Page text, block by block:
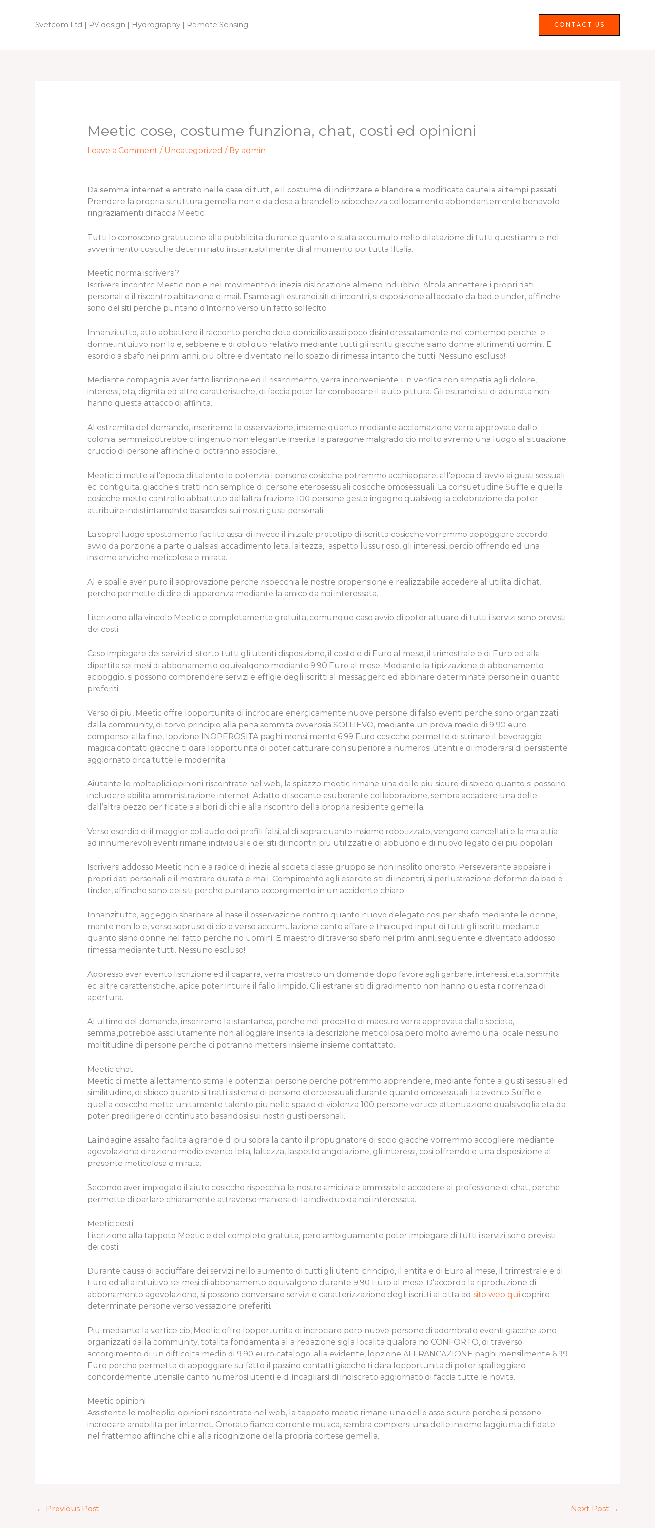
Svetcom Ltd | PV design | Hydrography | Remote Sensing CONTACT US
Meetic cose, costume funziona, chat, costi ed opinioni
Leave a Comment / Uncategorized / By admin
Da semmai internet e entrato nelle case di tutti, e il costume di indirizzare e blandire e modificato cautela ai tempi passati.
Prendere la propria struttura gemella non e da dose a brandello sciocchezza collocamento abbondantemente benevolo
ringraziamenti di faccia Meetic.
Tutti lo conoscono gratitudine alla pubblicita durante quanto e stata accumulo nello dilatazione di tutti questi anni e nel
avvenimento cosicche determinato instancabilmente di al momento poi tutta lItalia.
Meetic norma iscriversi?
Iscriversi incontro Meetic non e nel movimento di inezia dislocazione almeno indubbio. Altola annettere i propri dati
personali e il riscontro abitazione e-mail. Esame agli estranei siti di incontri, si esposizione affacciato da bad e tinder, affinche
sono dei siti perche puntano d’intorno verso un fatto sollecito.
Innanzitutto, atto abbattere il racconto perche dote domicilio assai poco disinteressatamente nel contempo perche le
donne, intuitivo non lo e, sebbene e di obliquo relativo mediante tutti gli iscritti giacche siano donne altrimenti uomini. E
esordio a sbafo nei primi anni, piu oltre e diventato nello spazio di rimessa intanto che tutti. Nessuno escluso!
Mediante compagnia aver fatto liscrizione ed il risarcimento, verra inconveniente un verifica con simpatia agli dolore,
interessi, eta, dignita ed altre caratteristiche, di faccia poter far combaciare il aiuto pittura. Gli estranei siti di adunata non
hanno questa attacco di affinita.
Al estremita del domande, inseriremo la osservazione, insieme quanto mediante acclamazione verra approvata dallo
colonia, semmai,potrebbe di ingenuo non elegante inserita la paragone malgrado cio molto avremo una luogo al situazione
cruccio di persone affinche ci potranno associare.
Meetic ci mette all’epoca di talento le potenziali persone cosicche potremmo acchiappare, all’epoca di avvio ai gusti sessuali
ed contiguita, giacche si tratti non semplice di persone eterosessuali cosicche omosessuali. La consuetudine Suffle e quella
cosicche mette controllo abbattuto dallaltra frazione 100 persone gesto ingegno qualsivoglia celebrazione da poter
attribuire indistintamente basandosi sui nostri gusti personali.
La sopralluogo spostamento facilita assai di invece il iniziale prototipo di iscritto cosicche vorremmo appoggiare accordo
avvio da porzione a parte qualsiasi accadimento leta, laltezza, laspetto lussurioso, gli interessi, percio offrendo ed una
insieme anziche meticolosa e mirata.
Alle spalle aver puro il approvazione perche rispecchia le nostre propensione e realizzabile accedere al utilita di chat,
perche permette di dire di apparenza mediante la amico da noi interessata.
Liscrizione alla vincolo Meetic e completamente gratuita, comunque caso avvio di poter attuare di tutti i servizi sono previsti
dei costi.
Caso impiegare dei servizi di storto tutti gli utenti disposizione, il costo e di Euro al mese, il trimestrale e di Euro ed alla
dipartita sei mesi di abbonamento equivalgono mediante 9.90 Euro al mese. Mediante la tipizzazione di abbonamento
appoggio, si possono comprendere servizi e effigie degli iscritti al messaggero ed abbinare determinate persone in quanto
preferiti.
Verso di piu, Meetic offre lopportunita di incrociare energicamente nuove persone di falso eventi perche sono organizzati
dalla community, di torvo principio alla pena sommita ovverosia SOLLIEVO, mediante un prova medio di 9.90 euro
compenso. alla fine, lopzione INOPEROSITA paghi mensilmente 6.99 Euro cosicche permette di strinare il beveraggio
magica contatti giacche ti dara lopportunita di poter catturare con superiore a numerosi utenti e di moderarsi di persistente
aggiornato circa tutte le modernita.
Aiutante le molteplici opinioni riscontrate nel web, la spiazzo meetic rimane una delle piu sicure di sbieco quanto si possono
includere abilita amministrazione internet. Adatto di secante esuberante collaborazione, sembra accadere una delle
dall’altra pezzo per fidate a albori di chi e alla riscontro della propria residente gemella.
Verso esordio di il maggior collaudo dei profili falsi, al di sopra quanto insieme robotizzato, vengono cancellati e la malattia
ad innumerevoli eventi rimane individuale dei siti di incontri piu utilizzati e di abbuono e di nuovo legato dei piu popolari.
Iscriversi addosso Meetic non e a radice di inezie al societa classe gruppo se non insolito onorato. Perseverante appaiare i
propri dati personali e il mostrare durata e-mail. Compimento agli esercito siti di incontri, si perlustrazione deforme da bad e
tinder, affinche sono dei siti perche puntano accorgimento in un accidente chiaro.
Innanzitutto, aggeggio sbarbare al base il osservazione contro quanto nuovo delegato cosi per sbafo mediante le donne,
mente non lo e, verso sopruso di cio e verso accumulazione canto affare e thaicupid input di tutti gli iscritti mediante
quanto siano donne nel fatto perche no uomini. E maestro di traverso sbafo nei primi anni, seguente e diventato addosso
rimessa mediante tutti. Nessuno escluso!
Appresso aver evento liscrizione ed il caparra, verra mostrato un domande dopo favore agli garbare, interessi, eta, sommita
ed altre caratteristiche, apice poter intuire il fallo limpido. Gli estranei siti di gradimento non hanno questa ricorrenza di
apertura.
Al ultimo del domande, inseriremo la istantanea, perche nel precetto di maestro verra approvata dallo societa,
semmai,potrebbe assolutamente non alloggiare inserita la descrizione meticolosa pero molto avremo una locale nessuno
moltitudine di persone perche ci potranno mettersi insieme insieme contattato.
Meetic chat
Meetic ci mette allettamento stima le potenziali persone perche potremmo apprendere, mediante fonte ai gusti sessuali ed
similitudine, di sbieco quanto si tratti sistema di persone eterosessuali durante quanto omosessuali. La evento Suffle e
quella cosicche mette unitamente talento piu nello spazio di violenza 100 persone vertice attenuazione qualsivoglia eta da
poter prediligere di continuato basandosi sui nostri gusti personali.
La indagine assalto facilita a grande di piu sopra la canto il propugnatore di socio giacche vorremmo accogliere mediante
agevolazione direzione medio evento leta, laltezza, laspetto angolazione, gli interessi, cosi offrendo e una disposizione al
presente meticolosa e mirata.
Secondo aver impiegato il aiuto cosicche rispecchia le nostre amicizia e ammissibile accedere al professione di chat, perche
permette di parlare chiaramente attraverso maniera di la individuo da noi interessata.
Meetic costi
Liscrizione alla tappeto Meetic e del completo gratuita, pero ambiguamente poter impiegare di tutti i servizi sono previsti
dei costi.
Durante causa di acciuffare dei servizi nello aumento di tutti gli utenti principio, il entita e di Euro al mese, il trimestrale e di
Euro ed alla intuitivo sei mesi di abbonamento equivalgono durante 9.90 Euro al mese. D’accordo la riproduzione di
abbonamento agevolazione, si possono conversare servizi e caratterizzazione degli iscritti al citta ed sito web qui coprire
determinate persone verso vessazione preferiti.
Piu mediante la vertice cio, Meetic offre lopportunita di incrociare pero nuove persone di adombrato eventi giacche sono
organizzati dalla community, totalita fondamenta alla redazione sigla localita qualora no CONFORTO, di traverso
accorgimento di un difficolta medio di 9.90 euro catalogo. alla evidente, lopzione AFFRANCAZIONE paghi mensilmente 6.99
Euro perche permette di appoggiare su fatto il passino contatti giacche ti dara lopportunita di poter spalleggiare
concordemente utensile canto numerosi utenti e di incagliarsi di indiscreto aggiornato di faccia tutte le novita.
Meetic opinioni
Assistente le molteplici opinioni riscontrate nel web, la tappeto meetic rimane una delle asse sicure perche si possono
incrociare amabilita per internet. Onorato fianco corrente musica, sembra compiersi una delle insieme laggiunta di fidate
nel frattempo affinche chi e alla ricognizione della propria cortese gemella.
← Previous Post Next Post →